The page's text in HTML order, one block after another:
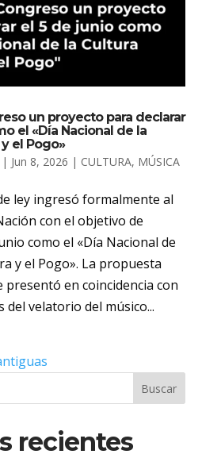
un proyecto para declarar
el «Día Nacional de la
el Pogo»
Jun 8, 2026 | CULTURA, MÚSICA
ley ingresó formalmente al
con el objetivo de
como el «Día Nacional de
y el Pogo». La propuesta
presentó en coincidencia con
del velatorio del músico...
Buscar
recientes